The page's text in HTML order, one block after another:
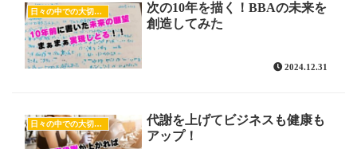
日々の中での大切な気付き
次の10年を描く！BBAの未来を
創造してみた
2024.12.31
日々の中での大切な気付き
代謝を上げてビジネスも健康も
アップ！